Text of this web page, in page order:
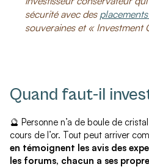
sécurité avec des
souveraines et « Investment
Quand faut-il
🔮 Personne n’a de boule de
cours de l’or. Tout peut arriver
en témoignent les avis des
les forums, chacun a ses